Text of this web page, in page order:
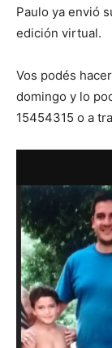
Paulo ya envió
edición virtual.
Vos podés
domingo y lo
15454315 o a